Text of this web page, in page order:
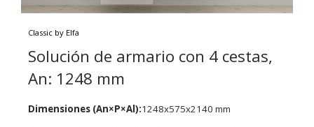
Classic by Elfa
Solución de armario con 4 cestas,
An: 1248 mm
Dimensiones (An×P×Al):1248x575x2140 mm